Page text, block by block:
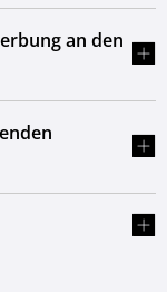
an den